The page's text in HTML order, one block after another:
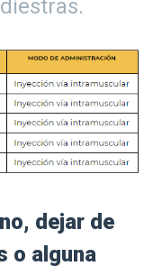
dejar de
o alguna